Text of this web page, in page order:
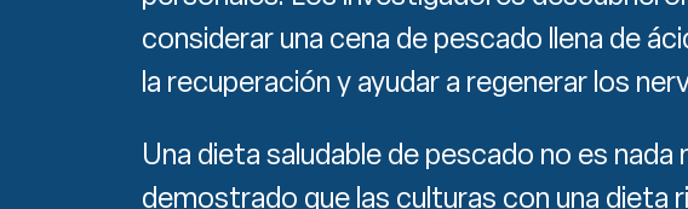
considerar una cena de pescado llena de
la recuperación y ayudar a regenerar los
Una dieta saludable de pescado no es nada
demostrado que las culturas con una dieta